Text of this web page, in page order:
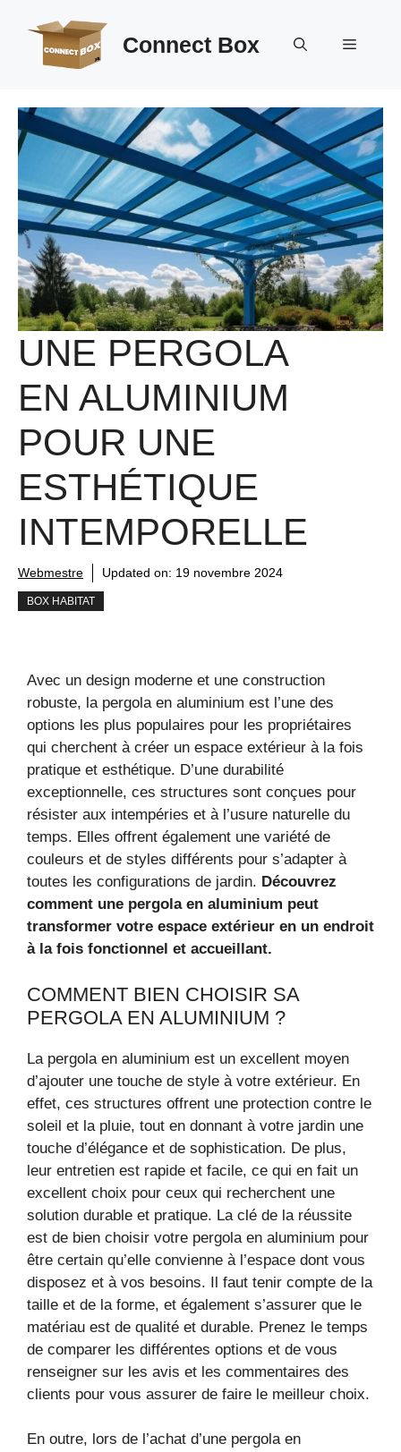
contenu
Connect Box Menu
UNE PERGOLA
EN ALUMINIUM
POUR UNE
ESTHÉTIQUE
INTEMPORELLE
Webmestre Updated on: 19 novembre 2024
BOX HABITAT
Avec un design moderne et une construction
robuste, la pergola en aluminium est l’une des
options les plus populaires pour les propriétaires
qui cherchent à créer un espace extérieur à la fois
pratique et esthétique. D’une durabilité
exceptionnelle, ces structures sont conçues pour
résister aux intempéries et à l’usure naturelle du
temps. Elles offrent également une variété de
couleurs et de styles différents pour s’adapter à
toutes les configurations de jardin. Découvrez
comment une pergola en aluminium peut
transformer votre espace extérieur en un endroit
à la fois fonctionnel et accueillant.
COMMENT BIEN CHOISIR SA
PERGOLA EN ALUMINIUM ?
La pergola en aluminium est un excellent moyen
d’ajouter une touche de style à votre extérieur. En
effet, ces structures offrent une protection contre le
soleil et la pluie, tout en donnant à votre jardin une
touche d’élégance et de sophistication. De plus,
leur entretien est rapide et facile, ce qui en fait un
excellent choix pour ceux qui recherchent une
solution durable et pratique. La clé de la réussite
est de bien choisir votre pergola en aluminium pour
être certain qu’elle convienne à l’espace dont vous
disposez et à vos besoins. Il faut tenir compte de la
taille et de la forme, et également s’assurer que le
matériau est de qualité et durable. Prenez le temps
de comparer les différentes options et de vous
renseigner sur les avis et les commentaires des
clients pour vous assurer de faire le meilleur choix.
En outre, lors de l’achat d’une pergola en